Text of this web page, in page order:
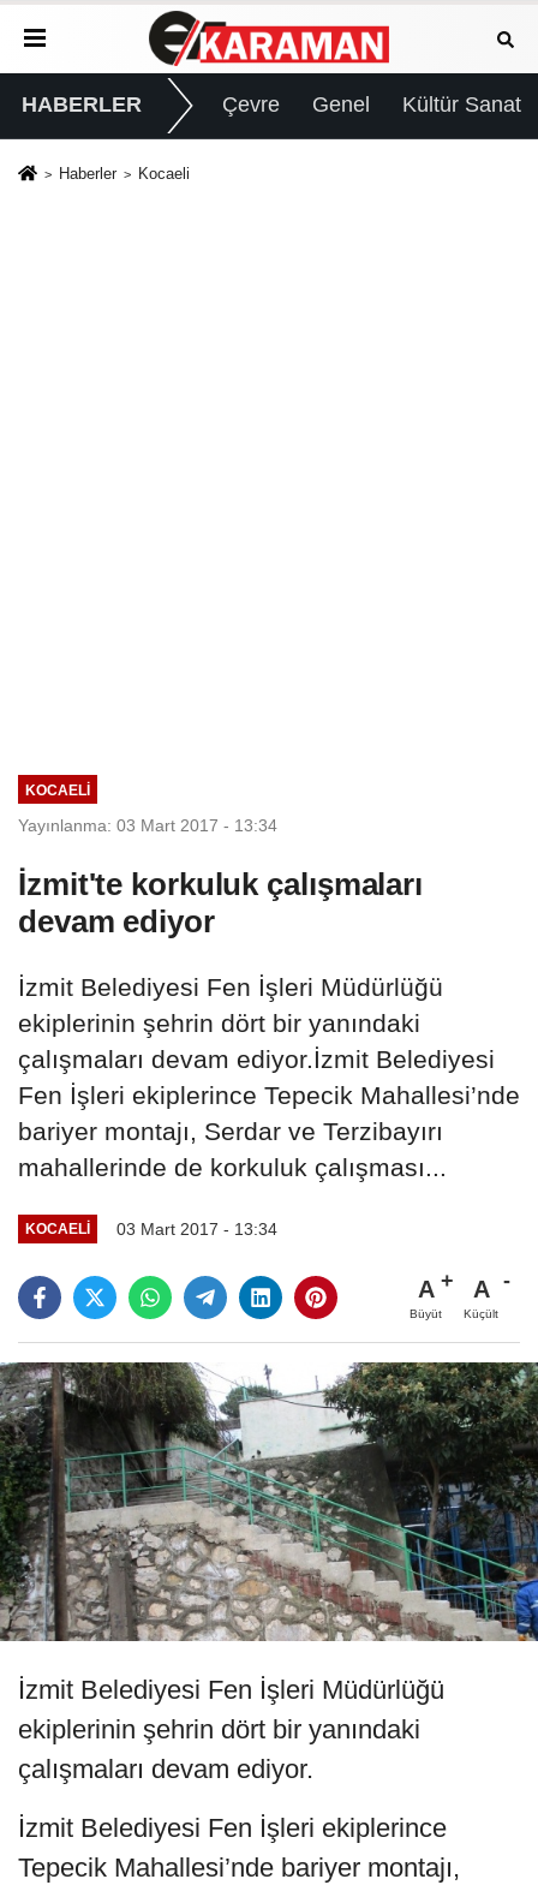
HABERLER Çevre Genel Kültür Sanat
Haberler Kocaeli
KOCAELI
Yayınlanma: 03 Mart 2017 - 13:34
İzmit'te korkuluk çalışmaları
devam ediyor
İzmit Belediyesi Fen İşleri Müdürlüğü
ekiplerinin şehrin dört bir yanındaki
çalışmaları devam ediyor.İzmit Belediyesi
Fen İşleri ekiplerince Tepecik Mahallesi’nde
bariyer montajı, Serdar ve Terzibayırı
mahallerinde de korkuluk çalışması...
KOCAELI 03 Mart 2017 - 13:34
A
Büyüt
A
Küçült
İzmit Belediyesi Fen İşleri Müdürlüğü
ekiplerinin şehrin dört bir yanındaki
çalışmaları devam ediyor.
İzmit Belediyesi Fen İşleri ekiplerince
Tepecik Mahallesi’nde bariyer montajı,